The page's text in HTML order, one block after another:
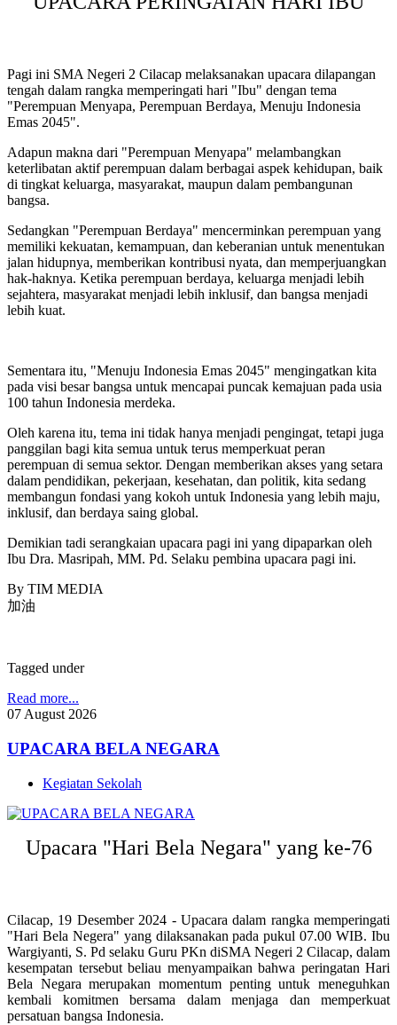
Pagi ini SMA Negeri 2 Cilacap melaksanakan upacara dilapangan
tengah dalam rangka memperingati hari "Ibu" dengan tema
"Perempuan Menyapa, Perempuan Berdaya, Menuju Indonesia
Emas 2045".
Adapun makna dari "Perempuan Menyapa" melambangkan
keterlibatan aktif perempuan dalam berbagai aspek kehidupan, baik
di tingkat keluarga, masyarakat, maupun dalam pembangunan
bangsa.
Sedangkan "Perempuan Berdaya" mencerminkan perempuan yang
memiliki kekuatan, kemampuan, dan keberanian untuk menentukan
jalan hidupnya, memberikan kontribusi nyata, dan memperjuangkan
hak-haknya. Ketika perempuan berdaya, keluarga menjadi lebih
sejahtera, masyarakat menjadi lebih inklusif, dan bangsa menjadi
lebih kuat.
Sementara itu, "Menuju Indonesia Emas 2045" mengingatkan kita
pada visi besar bangsa untuk mencapai puncak kemajuan pada usia
100 tahun Indonesia merdeka.
Oleh karena itu, tema ini tidak hanya menjadi pengingat, tetapi juga
panggilan bagi kita semua untuk terus memperkuat peran
perempuan di semua sektor. Dengan memberikan akses yang setara
dalam pendidikan, pekerjaan, kesehatan, dan politik, kita sedang
membangun fondasi yang kokoh untuk Indonesia yang lebih maju,
inklusif, dan berdaya saing global.
Demikian tadi serangkaian upacara pagi ini yang dipaparkan oleh
Ibu Dra. Masripah, MM. Pd. Selaku pembina upacara pagi ini.
By TIM MEDIA
加油
Tagged under
Read more...
07 August 2026
UPACARA BELA NEGARA
Kegiatan Sekolah
Upacara "Hari Bela Negara" yang ke-76
Cilacap, 19 Desember 2024 - Upacara dalam rangka memperingati
"Hari Bela Negera" yang dilaksanakan pada pukul 07.00 WIB. Ibu
Wargiyanti, S. Pd selaku Guru PKn diSMA Negeri 2 Cilacap, dalam
kesempatan tersebut beliau menyampaikan bahwa peringatan Hari
Bela Negara merupakan momentum penting untuk meneguhkan
kembali komitmen bersama dalam menjaga dan memperkuat
persatuan bangsa Indonesia.